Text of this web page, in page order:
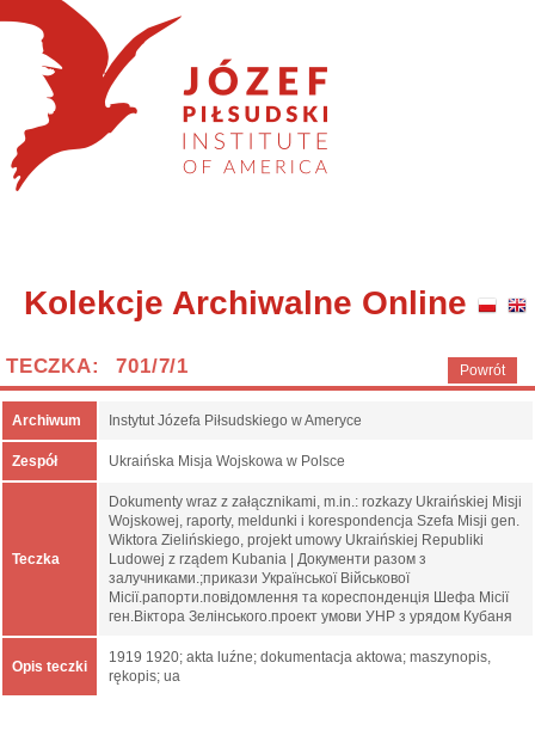
Kolekcje Archiwalne Online
Powrót
TECZKA: 701/7/1
Archiwum Instytut Józefa Piłsudskiego w Ameryce
Zespół Ukraińska Misja Wojskowa w Polsce
Teczka
Dokumenty wraz z załącznikami, m.in.: rozkazy Ukraińskiej Misji
Wojskowej, raporty, meldunki i korespondencja Szefa Misji gen.
Wiktora Zielińskiego, projekt umowy Ukraińskiej Republiki
Ludowej z rządem Kubania | Документи разом з
залучниками.;прикази Української Військової
Місії.рапорти.повідомлення та кореспонденція Шефа Місії
ген.Віктора Зелінського.проект умови УНР з урядом Кубаня
Opis teczki
1919 1920; akta luźne; dokumentacja aktowa; maszynopis,
rękopis; ua